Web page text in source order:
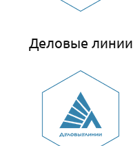
Деловые линии